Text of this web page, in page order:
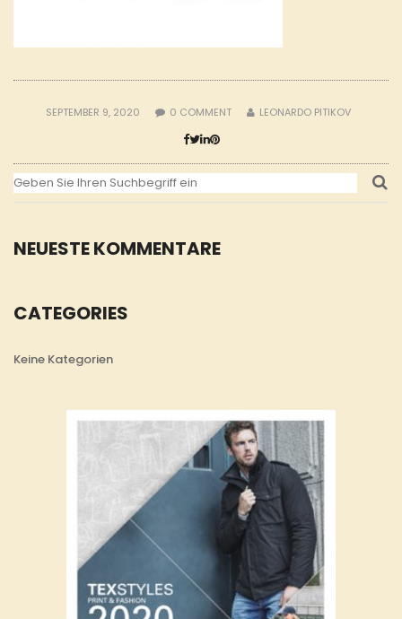
NEUESTE KOMMENTARE
CATEGORIES
Keine Kategorien
SEPTEMBER 9, 2020 0 COMMENT LEONARDO PITIKOV